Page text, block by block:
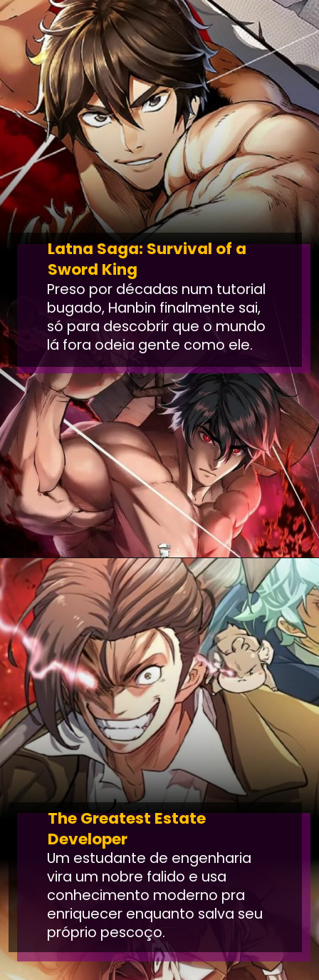
Latna Saga: Survival of a
Sword King
Preso por décadas num tutorial
bugado, Hanbin finalmente sai,
só para descobrir que o mundo
lá fora odeia gente como ele.
The Greatest Estate
Developer
Um estudante de engenharia
vira um nobre falido e usa
conhecimento moderno pra
enriquecer enquanto salva seu
próprio pescoço.